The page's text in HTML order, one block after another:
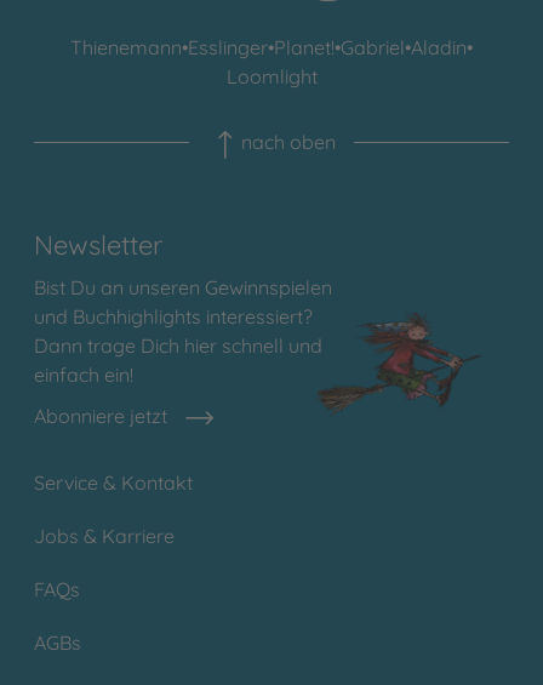
Thienemann•Esslinger•Planet!•Gabriel•Aladin•
Loomlight
nach oben
Newsletter
Bist Du an unseren Gewinnspielen
und Buchhighlights interessiert?
Dann trage Dich hier schnell und
einfach ein!
Abonniere jetzt
Service & Kontakt
Jobs & Karriere
FAQs
AGBs